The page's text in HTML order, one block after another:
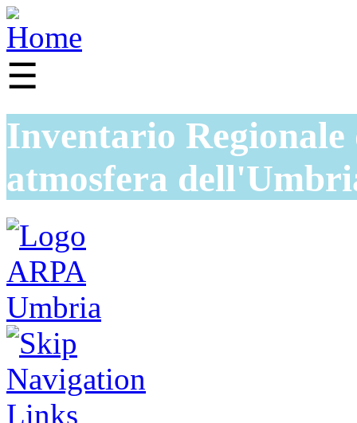
☰
Inventario
atmosfera